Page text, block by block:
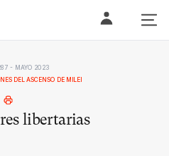
- MAYO 2023
DEL ASCENSO DE MILEI
libertarias